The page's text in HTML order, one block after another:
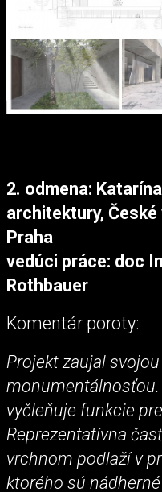
2. odmena:
architektury,
Praha
vedúci práce: doc
Rothbauer
Komentár poroty:
Projekt zaujal
vyčleňuje funkcie
Reprezentatívna
vrchnom podlaží v
ktorého sú